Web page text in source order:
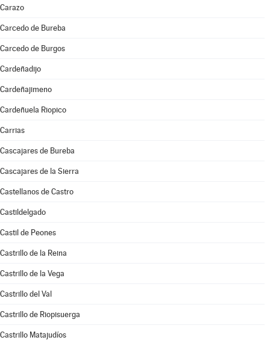
Carazo
Carcedo de Bureba
Carcedo de Burgos
Cardeñadijo
Cardeñajimeno
Cardeñuela Riopico
Carrias
Cascajares de Bureba
Cascajares de la Sierra
Castellanos de Castro
Castildelgado
Castil de Peones
Castrillo de la Reina
Castrillo de la Vega
Castrillo del Val
Castrillo de Riopisuerga
Castrillo Matajudíos